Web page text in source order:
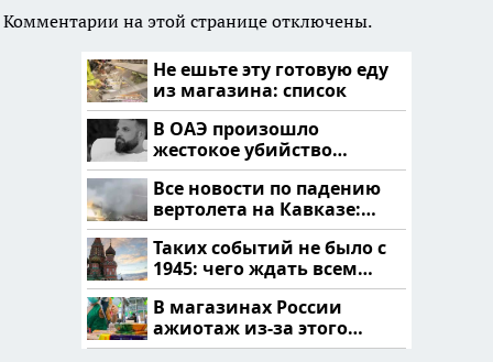
Комментарии на этой странице отключены.
Не ешьте эту готовую еду
из магазина: список
В ОАЭ произошло
жестокое убийство
криптомиллионера
Все новости по падению
вертолета на Кавказе:
читать здесь
Таких событий не было с
1945: чего ждать всем
нам?
В магазинах России
ажиотаж из-за этого
продукта: что купить?